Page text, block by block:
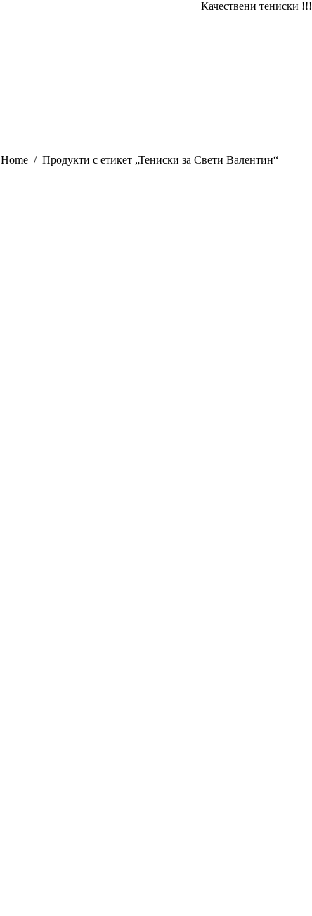
Качествени тениски !!!
You are here:
Home Продукти с етикет „Тениски за Свети Валентин“